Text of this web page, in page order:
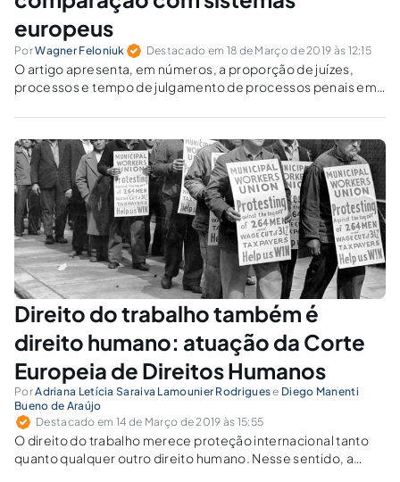
europeus
PorWagner Feloniuk Destacado em 18 de Março de 2019 às 12:15
O artigo apresenta, em números, a proporção de juízes,
processos e tempo de julgamento de processos penais em
relação aos países da Europa.
Direito do trabalho também é
direito humano: atuação da Corte
Europeia de Direitos Humanos
PorAdriana Letícia Saraiva Lamounier Rodriguese Diego Manenti
Bueno de Araújo
Destacado em 14 de Março de 2019 às 15:55
O direito do trabalho merece proteção internacional tanto
quanto qualquer outro direito humano. Nesse sentido, a